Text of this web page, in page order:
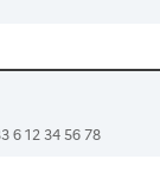
6 12 34 56 78